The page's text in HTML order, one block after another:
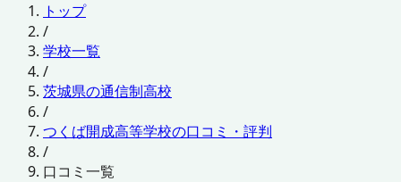
トップ
/
学校一覧
/
茨城県の通信制高校
/
つくば開成高等学校の口コミ・評判
/
口コミ一覧